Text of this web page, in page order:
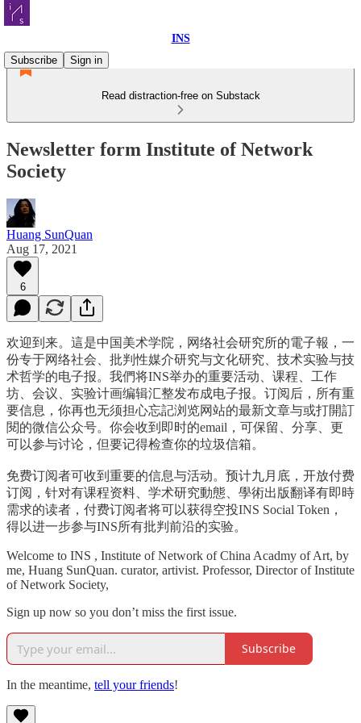
INS
Subscribe
Sign in
Read distraction-free on Substack
Newsletter form Institute of Network
Society
Huang SunQuan
Aug 17, 2021
6
欢迎到来。這是中国美术学院，网络社会研究所的電子報，一
份专于网络社会、批判性媒介研究与文化研究、技术实验与技
术哲学的电子报。我們将INS举办的重要活动、课程、工作
坊、会议、实验计画编辑汇整发布成电子报。订阅后，所有重
要信息，你再也无须担心忘記浏览网站的最新文章与或打開訂
閱的微信公众号。你会收到即时的email，可保留、分享、更
可以参与讨论，但要记得检查你的垃圾信箱。
免费订阅者可收到重要的信息与活动。预计九月底，开放付费
订阅，针对有课程资料、学术研究動態、學術出版翻译有即時
需求的读者，付费订阅者将可以获得空投INS Social Token，
得以进一步参与INS所有批判前沿的实验。
Welcome to INS , Institute of Network of China Acadmy of Art, by
me, Huang SunQuan. curator, artivist. Professor, Director of Institute
of Network Society,
Sign up now so you don’t miss the first issue.
Subscribe
In the meantime, tell your friends!